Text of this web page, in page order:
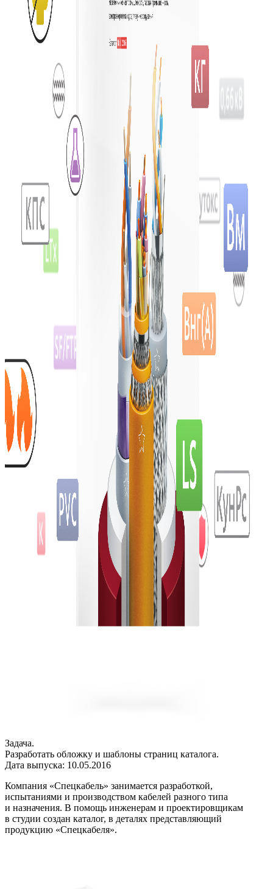
Задача.
Разработать обложку и шаблоны страниц каталога.
Дата выпуска: 10.05.2016
Компания «Спецкабель» занимается разработкой,
испытаниями и производством кабелей разного типа
и назначения. В помощь инженерам и проектировщикам
в студии создан каталог, в деталях представляющий
продукцию «Спецкабеля».